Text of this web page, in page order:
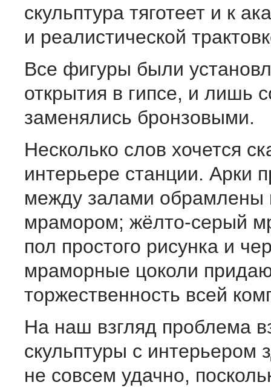
скульптура тяготеет и к
и реалистической
Все фигуры были
открытия в гипсе, и лишь
заменялись бронзовыми.
Несколько слов хочется
интерьере станции. Арки
между залами обрамлены
мрамором; жёлто-серый
пол простого рисунка и
мраморные цоколи
торжественность всей
На наш взгляд проблема
скульптуры с интерьером
не совсем удачно,